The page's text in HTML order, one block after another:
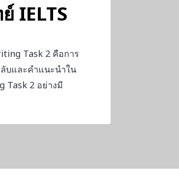
IELTS
Task 2 คือการ
บและคำแนะนำใน
Task 2 อย่างมี